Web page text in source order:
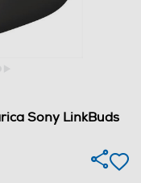
Sony LinkBuds